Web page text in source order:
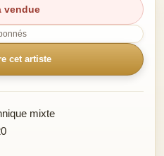
vendue
cet artiste
mixte